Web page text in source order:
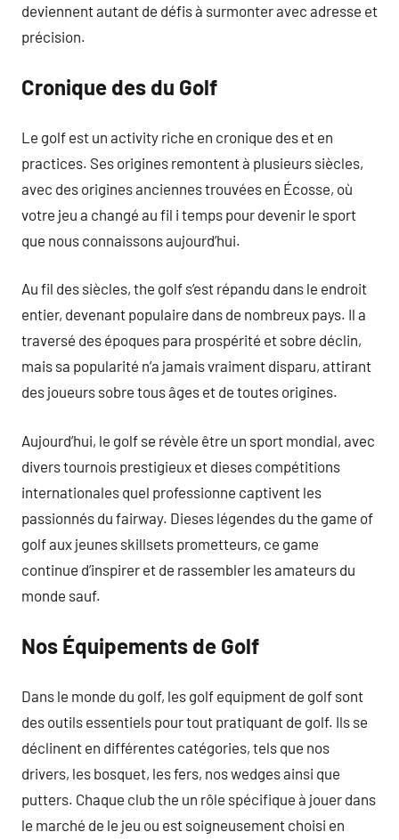
deviennent autant de défis à surmonter avec adresse et
précision.
Cronique des du Golf
Le golf est un activity riche en cronique des et en
practices. Ses origines remontent à plusieurs siècles,
avec des origines anciennes trouvées en Écosse, où
votre jeu a changé au fil i temps pour devenir le sport
que nous connaissons aujourd’hui.
Au fil des siècles, the golf s’est répandu dans le endroit
entier, devenant populaire dans de nombreux pays. Il a
traversé des époques para prospérité et sobre déclin,
mais sa popularité n’a jamais vraiment disparu, attirant
des joueurs sobre tous âges et de toutes origines.
Aujourd’hui, le golf se révèle être un sport mondial, avec
divers tournois prestigieux et dieses compétitions
internationales quel professionne captivent les
passionnés du fairway. Dieses légendes du the game of
golf aux jeunes skillsets prometteurs, ce game
continue d’inspirer et de rassembler les amateurs du
monde sauf.
Nos Équipements de Golf
Dans le monde du golf, les golf equipment de golf sont
des outils essentiels pour tout pratiquant de golf. Ils se
déclinent en différentes catégories, tels que nos
drivers, les bosquet, les fers, nos wedges ainsi que
putters. Chaque club the un rôle spécifique à jouer dans
le marché de le jeu ou est soigneusement choisi en